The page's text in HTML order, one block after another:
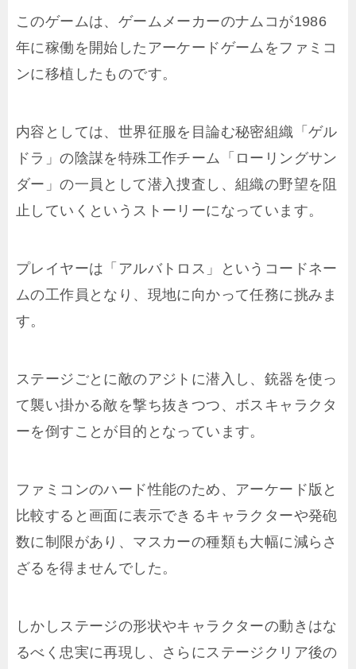
このゲームは、ゲームメーカーのナムコが1986
年に稼働を開始したアーケードゲームをファミコ
ンに移植したものです。
内容としては、世界征服を目論む秘密組織「ゲル
ドラ」の陰謀を特殊工作チーム「ローリングサン
ダー」の一員として潜入捜査し、組織の野望を阻
止していくというストーリーになっています。
プレイヤーは「アルバトロス」というコードネー
ムの工作員となり、現地に向かって任務に挑みま
す。
ステージごとに敵のアジトに潜入し、銃器を使っ
て襲い掛かる敵を撃ち抜きつつ、ボスキャラクタ
ーを倒すことが目的となっています。
ファミコンのハード性能のため、アーケード版と
比較すると画面に表示できるキャラクターや発砲
数に制限があり、マスカーの種類も大幅に減らさ
ざるを得ませんでした。
しかしステージの形状やキャラクターの動きはな
るべく忠実に再現し、さらにステージクリア後の